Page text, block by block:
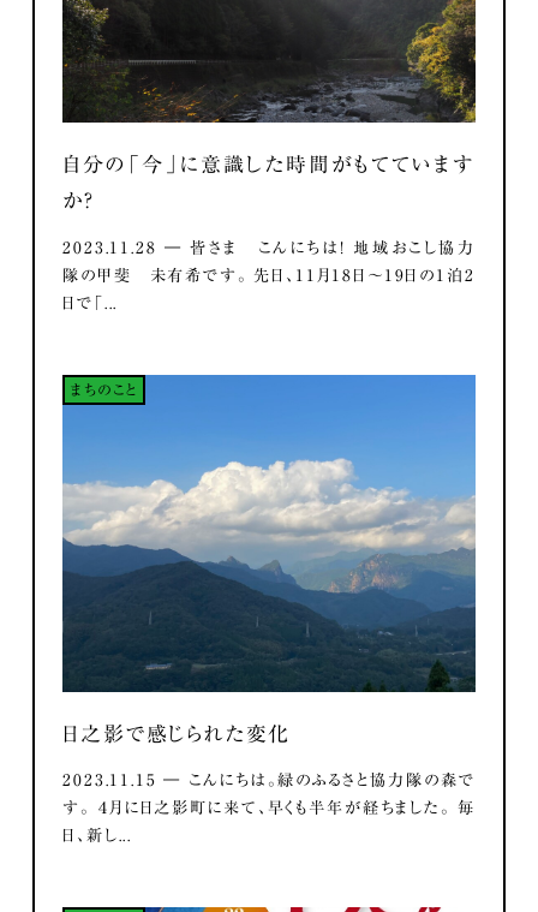
自分の「今」に意識した時間がもてています
か？
2023.11.28 ― 皆さま こんにちは！ 地域おこし協力
隊の甲斐 未有希です。 先日、11月18日～19日の1泊2
日で「...
まちのこと
日之影で感じられた変化
2023.11.15 ― こんにちは。緑のふるさと協力隊の森で
す。 ４月に日之影町に来て、早くも半年が経ちました。 毎
日、新し...